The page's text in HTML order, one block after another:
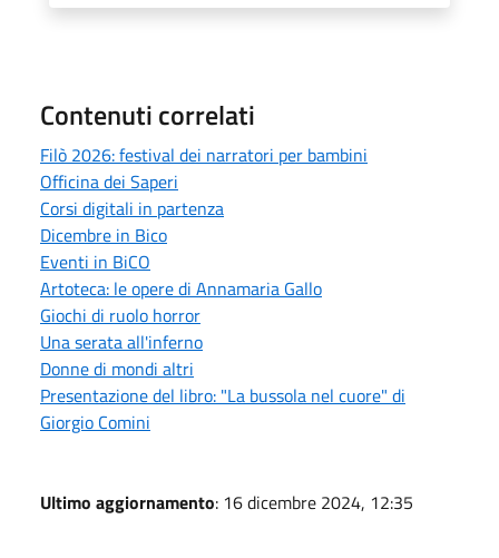
Contenuti correlati
Filò 2026: festival dei narratori per bambini
Officina dei Saperi
Corsi digitali in partenza
Dicembre in Bico
Eventi in BiCO
Artoteca: le opere di Annamaria Gallo
Giochi di ruolo horror
Una serata all'inferno
Donne di mondi altri
Presentazione del libro: "La bussola nel cuore" di
Giorgio Comini
Ultimo aggiornamento: 16 dicembre 2024, 12:35